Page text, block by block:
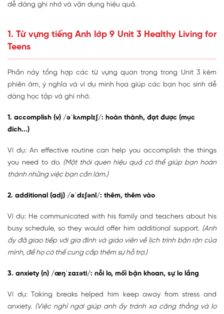
dễ dàng ghi nhớ và vận dụng hiệu quả.
1. Từ vựng tiếng Anh lớp 9 Unit 3 Healthy Living for
Teens
Phần này tổng hợp các từ vựng quan trọng trong Unit 3 kèm
phiên âm, ý nghĩa và ví dụ minh họa giúp các bạn học sinh dễ
dàng học tập và ghi nhớ.
1. accomplish (v) /əˈkʌmplɪʃ/: hoàn thành, đạt được (mục
đích...)
Ví dụ: An effective routine can help you accomplish the things
you need to do. (Một thói quen hiệu quả có thể giúp bạn hoàn
thành những việc bạn cần làm.)
2. additional (adj) /əˈdɪʃənl/: thêm, thêm vào
Ví dụ: He communicated with his family and teachers about his
busy schedule, so they would offer him additional support. (Anh
ấy đã giao tiếp với gia đình và giáo viên về lịch trình bận rộn của
mình, để họ có thể cung cấp thêm sự hỗ trợ.)
3. anxiety (n) /æŋˈzaɪəti/: nỗi lo, mối bận khoan, sự lo lắng
Ví dụ: Taking breaks helped him keep away from stress and
anxiety. (Việc nghỉ ngơi giúp anh ấy tránh xa căng thẳng và lo